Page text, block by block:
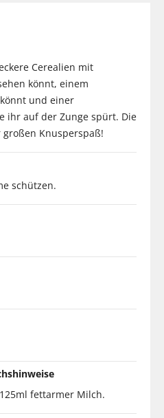
Cerealien mit
könnt, einem
und einer
ihr auf der Zunge spürt. Die
Knusperspaß!
schützen.
fettarmer Milch.